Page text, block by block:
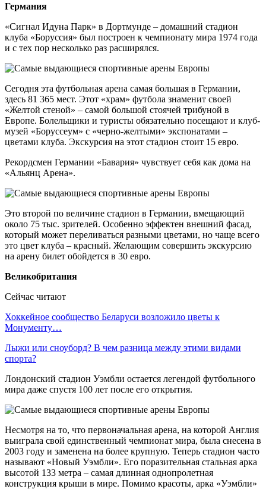
Германия
«Сигнал Идуна Парк» в Дортмунде – домашний стадион
клуба «Боруссия» был построен к чемпионату мира 1974 года
и с тех пор несколько раз расширялся.
Сегодня эта футбольная арена самая большая в Германии,
здесь 81 365 мест. Этот «храм» футбола знаменит своей
«Желтой стеной» – самой большой стоячей трибуной в
Европе. Болельщики и туристы обязательно посещают и клуб-
музей «Боруссеум» с «черно-желтыми» экспонатами –
цветами клуба. Экскурсия на этот стадион стоит 15 евро.
Рекордсмен Германии «Бавария» чувствует себя как дома на
«Альянц Арена».
Это второй по величине стадион в Германии, вмещающий
около 75 тыс. зрителей. Особенно эффектен внешний фасад,
который может переливаться разными цветами, но чаще всего
это цвет клуба – красный. Желающим совершить экскурсию
на арену билет обойдется в 30 евро.
Великобритания
Сейчас читают
Хоккейное сообщество Беларуси возложило цветы к
Монументу…
Лыжи или сноуборд? В чем разница между этими видами
спорта?
Лондонский стадион Уэмбли остается легендой футбольного
мира даже спустя 100 лет после его открытия.
Несмотря на то, что первоначальная арена, на которой Англия
выиграла свой единственный чемпионат мира, была снесена в
2003 году и заменена на более крупную. Теперь стадион часто
называют «Новый Уэмбли». Его поразительная стальная арка
высотой 133 метра – самая длинная однопролетная
конструкция крыши в мире. Помимо красоты, арка «Уэмбли»